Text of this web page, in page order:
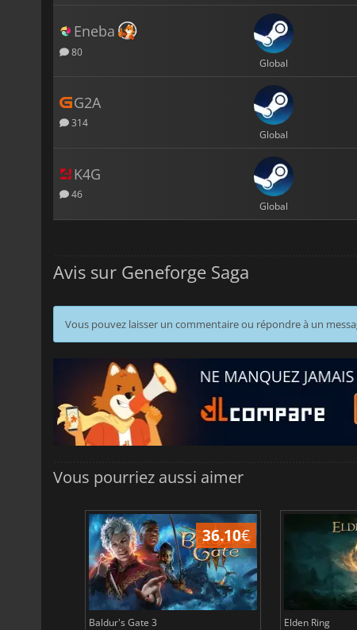
Eneba
80
Global
G2A
314
Global
K4G
46
Global
Avis sur Geneforge Saga
Vous pouvez laisser un commentaire ou répondre à un
Vous pourriez aussi aimer
36.10€
Baldur's Gate 3 Elden Ring